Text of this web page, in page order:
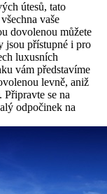
‍útesů, tato
vaše
dovolenou můžete
jsou přístupné i pro
luxusních
vám ⁢představíme
levně, aniž
Připravte se na
odpočinek na